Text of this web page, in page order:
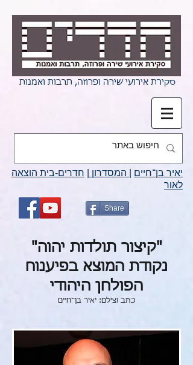
סקירת אירועי שירה ופרוזה, תרבות ואמנות
יאיר בן־חיים המסדרון
חדרים-בית הוצאה
לאור
Share
"קיצור תולדות יהוה"
נקודת המוצא בפיענוח
הפולחן היהודי
כתב וצילם: יאיר בן־חיים